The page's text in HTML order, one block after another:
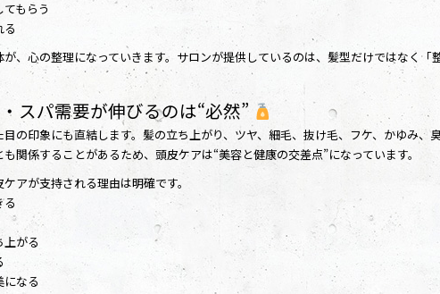
もらう
る
が、心の整理になっていきます。サロンが提供しているのは、髪型だけではなく「
スパ需要が伸びるのは“必然”
の印象にも直結します。髪の立ち上がり、ツヤ、細毛、抜け毛、フケ、かゆみ、
関係することがあるため、頭皮ケアは“美容と健康の交差点”になっています。
アが支持される理由は明確です。
る
がる
になる